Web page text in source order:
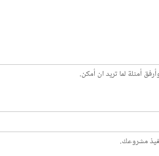
أمثلة لما تريد ان أمكن.
مشروعك.